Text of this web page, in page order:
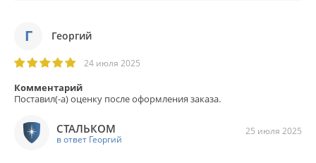
Г Георгий
24 июля 2025
Комментарий
Поставил(-а) оценку после оформления заказа.
25 июля 2025
СТАЛЬКОМ
в ответ Георгий